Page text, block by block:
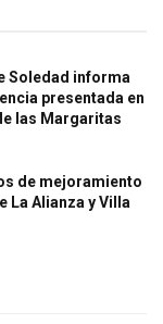
Soledad informa
presentada en
las Margaritas
de mejoramiento
La Alianza y Villa